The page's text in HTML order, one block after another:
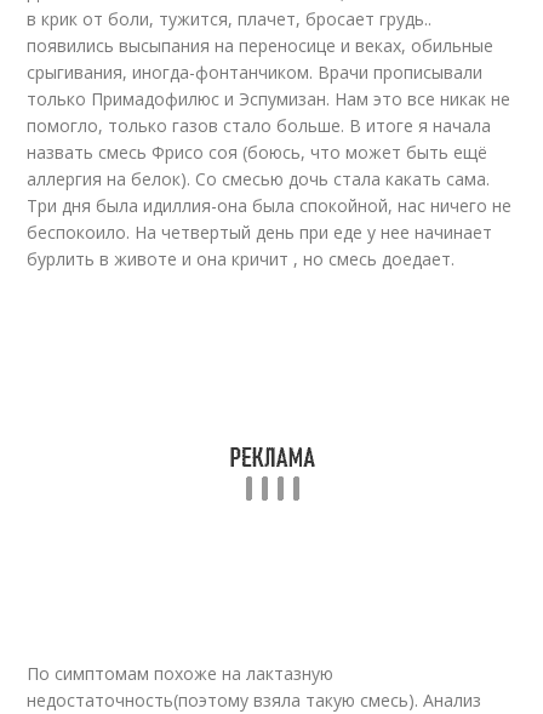
в крик от боли, тужится, плачет, бросает грудь..
появились высыпания на переносице и веках, обильные
срыгивания, иногда-фонтанчиком. Врачи прописывали
только Примадофилюс и Эспумизан. Нам это все никак не
помогло, только газов стало больше. В итоге я начала
назвать смесь Фрисо соя (боюсь, что может быть ещё
аллергия на белок). Со смесью дочь стала какать сама.
Три дня была идиллия-она была спокойной, нас ничего не
беспокоило. На четвертый день при еде у нее начинает
бурлить в животе и она кричит , но смесь доедает.
По симптомам похоже на лактазную
недостаточность(поэтому взяла такую смесь). Анализ